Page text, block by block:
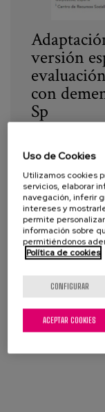
Canal de denuncias
versión
con
Sp
Año:
2014
Autor:
Alaba, J.,
Hernandez, C.
Etiquetas:
PAINAD-Sp,
VER MÁS
Uso de Cookies
Utilizamos cookies
servicios, elaborar
navegación, inferir
intereses y
permite
información sobre
permitiéndonos
Política de cookies
CONFIGURAR
ACEPTAR COOKIES